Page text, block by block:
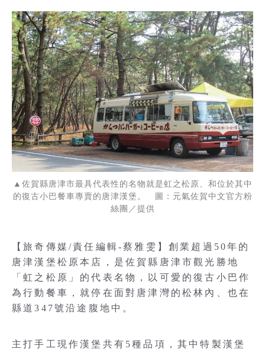
▲佐賀縣唐津市最具代表性的名物就是虹之松原、和位於其中
的復古小巴餐車專賣的唐津漢堡。 圖：元氣佐賀中文官方粉
絲團／提供
【旅奇傳媒/責任編輯-蔡雅雯】創業超過50年的
唐津漢堡松原本店，是佐賀縣唐津市觀光勝地
「虹之松原」的代表名物，以可愛的復古小巴作
為行動餐車，就停在面對唐津灣的松林內、也在
縣道347號沿途腹地中。
主打手工現作漢堡共有5種品項，其中特製漢堡